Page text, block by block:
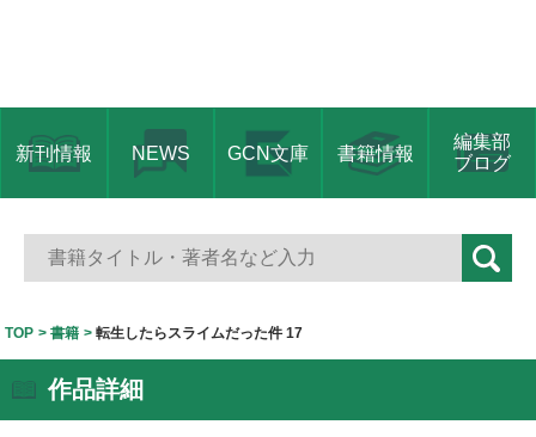
新刊情報 NEWS GCN文庫 書籍情報
編集部
ブログ
TOP 書籍 転生したらスライムだった件 17
作品詳細